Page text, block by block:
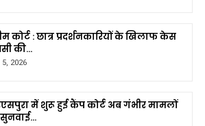
कोर्ट : छात्र प्रदर्शनकारियों के खिलाफ केस
की…
2026
में शुरू हुई कैंप कोर्ट अब गंभीर मामलों